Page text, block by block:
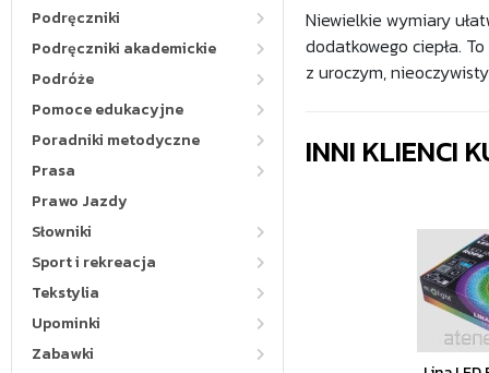
Podręczniki
Podręczniki akademickie
Podróże
Pomoce edukacyjne
Poradniki metodyczne
Prasa
Prawo Jazdy
Słowniki
Sport i rekreacja
Tekstylia
Upominki
Zabawki
Niewielkie wymiary
dodatkowego ciepła.
z uroczym,
INNI KLIENCI